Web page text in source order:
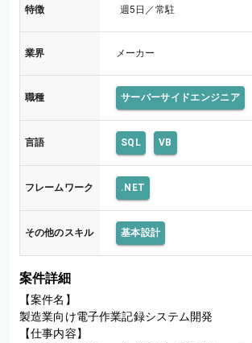
特徴 週5日／常駐
業界 メーカー
職種 サーバーサイドエンジニア
言語 SQL VB
フレームワーク .NET
その他のスキル 基本設計
案件詳細
【案件名】
製造業向け電子作業記録システム開発
【仕事内容】